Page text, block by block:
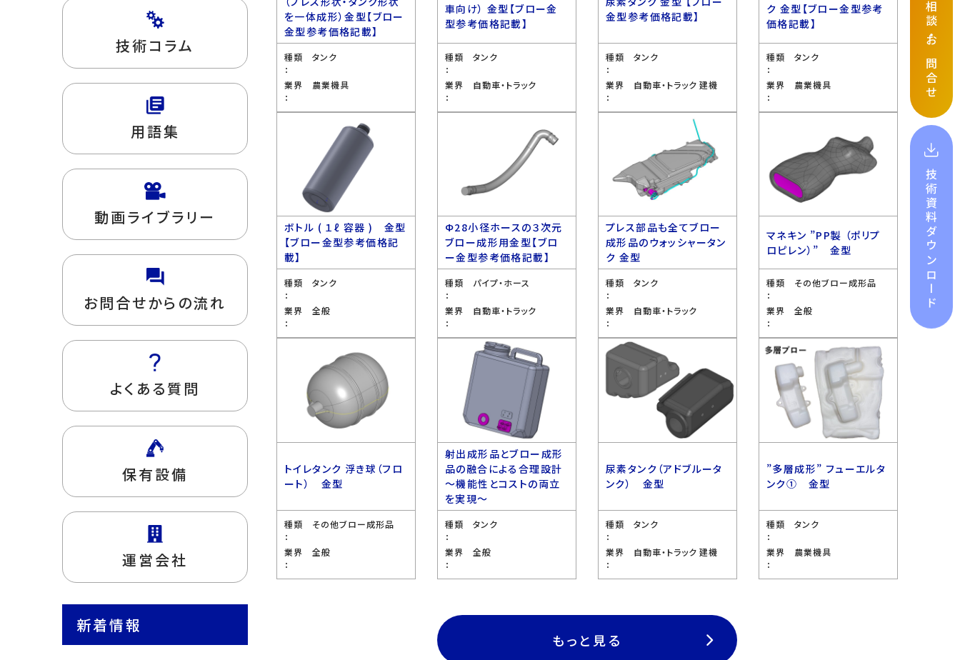
技術コラム
用語集
動画ライブラリー
お問合せからの流れ
よくある質問
保有設備
運営会社
新着情報
を一体成形）金型【ブロー
金型参考価格記載】
種類
：
タンク
業界
：
農業機具
車向け） 金型【ブロー金
型参考価格記載】
種類
：
タンク
業界
：
自動車・トラック
金型参考価格記載】
種類
：
タンク
業界
：
自動車・トラック 建機
ク 金型【ブロー金型参考
価格記載】
種類
：
タンク
業界
：
農業機具
ボトル ( １ℓ 容器 ) 金型
【ブロー金型参考価格記
載】
種類
：
タンク
業界
：
全般
Ф28小径ホースの３次元
ブロー成形用金型【ブロ
ー金型参考価格記載】
種類
：
パイプ・ホース
業界
：
自動車・トラック
プレス部品も全てブロー
成形品のウォッシャータン
ク 金型
種類
：
タンク
業界
：
自動車・トラック
マネキン ”PP製 （ポリプ
ロピレン）” 金型
種類
：
その他ブロー成形品
業界
：
全般
トイレタンク 浮き球（フロ
ート） 金型
種類
：
その他ブロー成形品
業界
：
全般
射出成形品とブロー成形
品の融合による合理設計
〜機能性とコストの両立
を実現〜
種類
：
タンク
業界
：
全般
尿素タンク（アドブルータ
ンク） 金型
種類
：
タンク
業界
：
自動車・トラック 建機
”多層成形” フューエルタ
ンク① 金型
種類
：
タンク
業界
：
農業機具
もっと見る
・
お問合せ
技術資料
ダウンロード